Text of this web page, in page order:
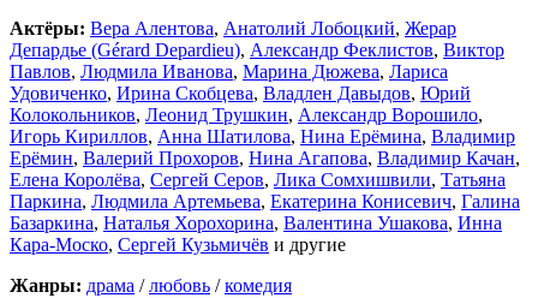
Актёры: Вера Алентова, Анатолий Лобоцкий, Жерар
Депардье (Gérard Depardieu), Александр Феклистов, Виктор
Павлов, Людмила Иванова, Марина Дюжева, Лариса
Удовиченко, Ирина Скобцева, Владлен Давыдов, Юрий
Колокольников, Леонид Трушкин, Александр Ворошило,
Игорь Кириллов, Анна Шатилова, Нина Ерёмина, Владимир
Ерёмин, Валерий Прохоров, Нина Агапова, Владимир Качан,
Елена Королёва, Сергей Серов, Лика Сомхишвили, Татьяна
Паркина, Людмила Артемьева, Екатерина Конисевич, Галина
Базаркина, Наталья Хорохорина, Валентина Ушакова, Инна
Кара-Моско, Сергей Кузьмичёв и другие
Жанры: драма /любовь /комедия